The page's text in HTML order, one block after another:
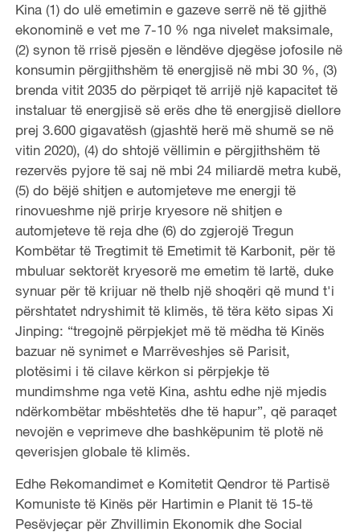
Kina (1) do ulë emetimin e gazeve serrë në të gjithë
ekonominë e vet me 7-10 % nga nivelet maksimale,
(2) synon të rrisë pjesën e lëndëve djegëse jofosile në
konsumin përgjithshëm të energjisë në mbi 30 %, (3)
brenda vitit 2035 do përpiqet të arrijë një kapacitet të
instaluar të energjisë së erës dhe të energjisë diellore
prej 3.600 gigavatësh (gjashtë herë më shumë se në
vitin 2020), (4) do shtojë vëllimin e përgjithshëm të
rezervës pyjore të saj në mbi 24 miliardë metra kubë,
(5) do bëjë shitjen e automjeteve me energji të
rinovueshme një prirje kryesore në shitjen e
automjeteve të reja dhe (6) do zgjerojë Tregun
Kombëtar të Tregtimit të Emetimit të Karbonit, për të
mbuluar sektorët kryesorë me emetim të lartë, duke
synuar për të krijuar në thelb një shoqëri që mund t'i
përshtatet ndryshimit të klimës, të tëra këto sipas Xi
Jinping: “tregojnë përpjekjet më të mëdha të Kinës
bazuar në synimet e Marrëveshjes së Parisit,
plotësimi i të cilave kërkon si përpjekje të
mundimshme nga vetë Kina, ashtu edhe një mjedis
ndërkombëtar mbështetës dhe të hapur”, që paraqet
nevojën e veprimeve dhe bashkëpunim të plotë në
qeverisjen globale të klimës.
Edhe Rekomandimet e Komitetit Qendror të Partisë
Komuniste të Kinës për Hartimin e Planit të 15-të
Pesëvjeçar për Zhvillimin Ekonomik dhe Social